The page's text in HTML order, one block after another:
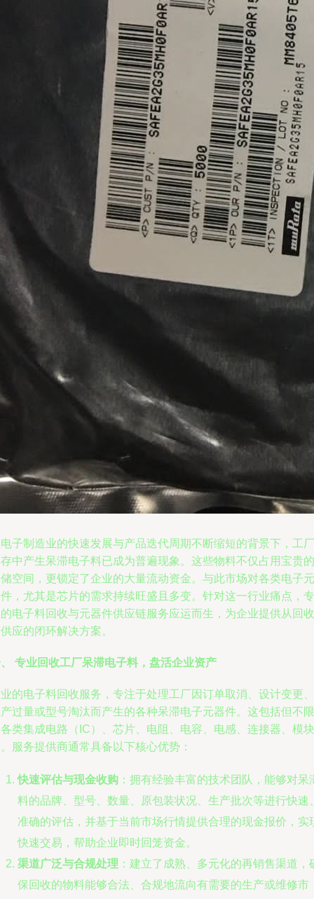
子制造业的快速发展与产品迭代周期不断缩短的背景下，工厂
中产生呆滞电子料已成为普遍现象。这些物料不仅占用宝贵的
空间，更锁定了企业的大量流动资金。与此市场对各类电子元
，尤其是芯片的需求持续旺盛且多变。针对这一行业痛点，专
电子料回收与元器件供应链服务应运而生，为企业提供从回收
应的闭环解决方案。
专业回收工厂呆滞电子料，盘活企业资产
的电子料回收服务，专注于处理工厂因订单取消、设计变更、
过量或型号淘汰而产生的各种呆滞电子元器件。这包括但不限
类集成电路（IC）、芯片、电阻、电容、电感、连接器、模块
服务提供商通常具备以下核心优势：
快速评估与现金收购 ：拥有经验丰富的技术团队，能够对呆
料的品牌、型号、数量、原包装状况、生产批次等进行快速
准确的评估，并基于当前市场行情提供合理的现金报价，实
快速交易，帮助企业即时回笼资金。
渠道广泛与合规处理 ：建立了成熟、多元化的再销售渠道，
保回收的物料能够合法、合规地流向有需要的生产或维修市